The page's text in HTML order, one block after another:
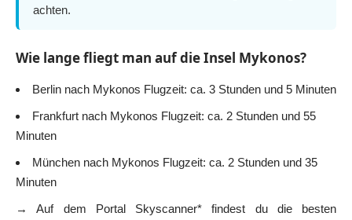
achten.
Wie lange fliegt man auf die Insel Mykonos?
Berlin nach Mykonos Flugzeit: ca. 3 Stunden und 5 Minuten
Frankfurt nach Mykonos Flugzeit: ca. 2 Stunden und 55
Minuten
München nach Mykonos Flugzeit: ca. 2 Stunden und 35
Minuten
→ Auf dem Portal Skyscanner* findest du die besten